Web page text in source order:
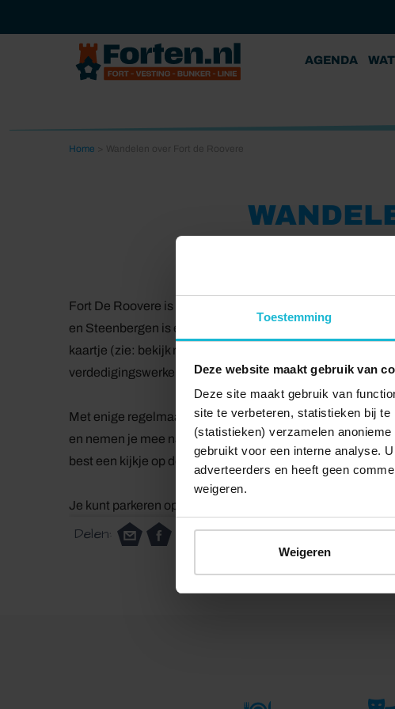
Toestemming
Deze website maakt gebruik van
Deze site maakt gebruik van
site te verbeteren, statistieken bij
(statistieken) verzamelen
gebruikt voor een interne analyse.
adverteerders en heeft geen
weigeren.
Weigeren
AGENDA
Home
Fort De Roovere is het grootste fort rond vestingstad
en Steenbergen is een wandelroute van 2 km uitgezet
kaartje (zie: bekijk route). Al wandelend ervaar je er de
verdedigingswerken en de wereldberoemde Mozesbrug.
Met enige regelmaat kan je tegen een kleine vergoeding
en nemen je mee naar de loopgraven in het bos. Voor
best een kijkje op de website van de VVV Brabantse Wal:
Je kunt parkeren op de parkeerplaatsen bij de
Delen: